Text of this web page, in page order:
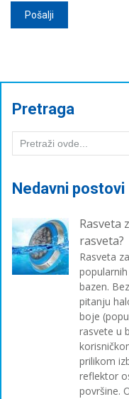
Pretraga
Nedavni postovi
Rasveta
rasveta?
Rasveta
bazen.
pitanju
boje
rasvete u
prilikom
reflektor
površine.